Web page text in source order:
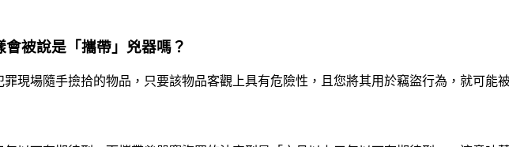
被說是「攜帶」兇器嗎？
現場隨手撿拾的物品，只要該物品客觀上具有危險性，且您將其用於竊盜行為，就可能